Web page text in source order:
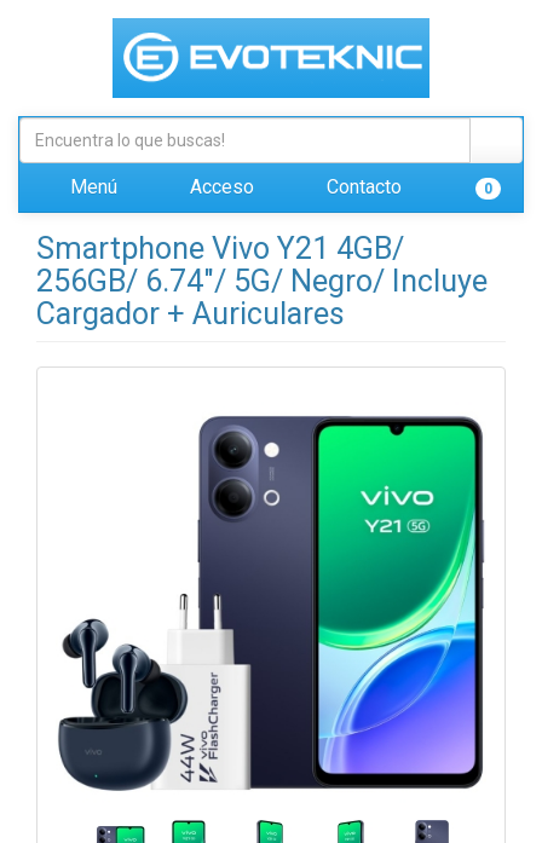
Menú Acceso Contacto 0
Smartphone Vivo Y21 4GB/
256GB/ 6.74"/ 5G/ Negro/ Incluye
Cargador + Auriculares